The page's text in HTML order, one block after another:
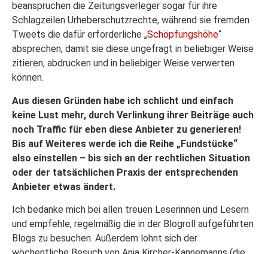
beanspruchen die Zeitungsverleger sogar für ihre
Schlagzeilen Urheberschutzrechte, während sie fremden
Tweets die dafür erforderliche „Schöpfungshöhe“
absprechen, damit sie diese ungefragt in beliebiger Weise
zitieren, abdrucken und in beliebiger Weise verwerten
können.
Aus diesen Gründen habe ich schlicht und einfach
keine Lust mehr, durch Verlinkung ihrer Beiträge auch
noch Traffic für eben diese Anbieter zu generieren!
Bis auf Weiteres werde ich die Reihe „Fundstücke“
also einstellen – bis sich an der rechtlichen Situation
oder der tatsächlichen Praxis der entsprechenden
Anbieter etwas ändert.
Ich bedanke mich bei allen treuen Leserinnen und Lesern
und empfehle, regelmäßig die in der Blogroll aufgeführten
Blogs zu besuchen. Außerdem lohnt sich der